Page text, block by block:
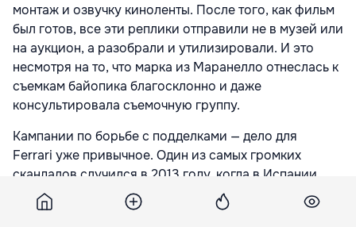
монтаж и озвучку киноленты. После того, как фильм
был готов, все эти реплики отправили не в музей или
на аукцион, а разобрали и утилизировали. И это
несмотря на то, что марка из Маранелло отнеслась к
съемкам байопика благосклонно и даже
консультировала съемочную группу.
Кампании по борьбе с подделками — дело для
Ferrari уже привычное. Один из самых громких
скандалов случился в 2013 году, когда в Испании
полиция накрыла целую фабрику по выпуску
поддельных Ferrari. Копии были сделаны настолько